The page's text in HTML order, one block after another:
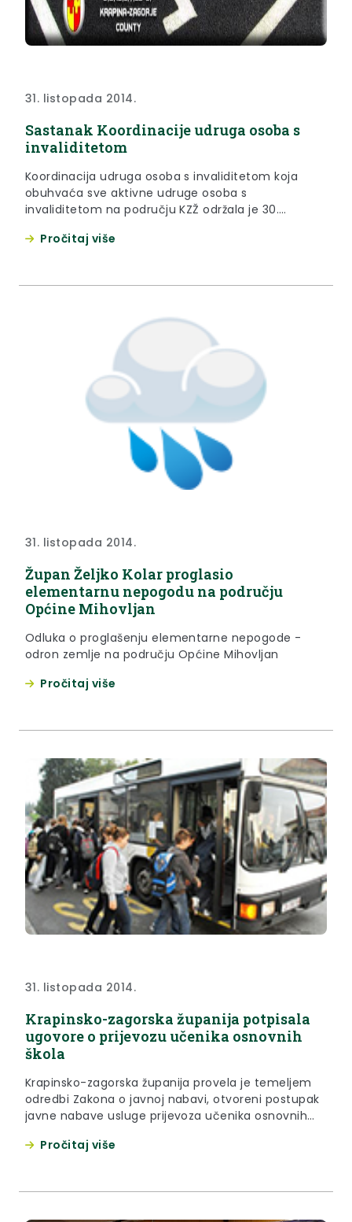
31. listopada 2014.
Sastanak Koordinacije udruga osoba s
invaliditetom
Koordinacija udruga osoba s invaliditetom koja
obuhvaća sve aktivne udruge osoba s
invaliditetom na području KZŽ održala je 30.
Društva multiple skleroze Krapinsko-zagorske
Pročitaj više
31. listopada 2014.
Župan Željko Kolar proglasio
elementarnu nepogodu na području
Općine Mihovljan
Odluka o proglašenju elementarne nepogode -
odron zemlje na području Općine Mihovljan
Pročitaj više
31. listopada 2014.
Krapinsko-zagorska županija potpisala
ugovore o prijevozu učenika osnovnih
škola
Krapinsko-zagorska županija provela je temeljem
odredbi Zakona o javnoj nabavi, otvoreni postupak
javne nabave usluge prijevoza učenika osnovnih
u šest grupa, s namjerom sklapanja okvirnog
Pročitaj više